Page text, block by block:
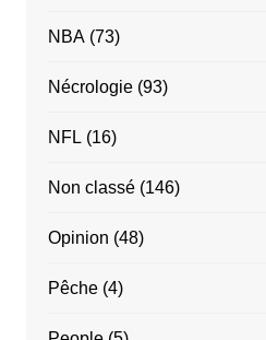
NBA(73)
Nécrologie(93)
NFL (16)
Non classé(146)
Opinion (48)
Pêche(4)